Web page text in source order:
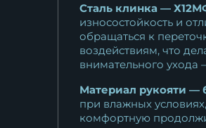
Сталь клинка —
износостойкость и
обращаться к
воздействиям, что
внимательного
Материал рукояти —
при влажных
комфортную